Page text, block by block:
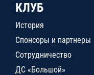
КЛУБ
История
Спонсоры и партнеры
Сотрудничество
ДС «Большой»